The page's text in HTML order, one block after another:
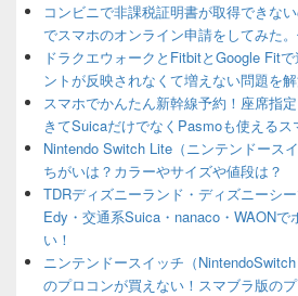
コンビニで非課税証明書が取得できな
でスマホのオンライン申請をしてみた
ドラクエウォークとFitbitとGoogle Fit
ントが反映されなくて増えない問題を
スマホでかんたん新幹線予約！座席指
きてSuicaだけでなくPasmoも使えるス
Nintendo Switch Lite（ニンテンドース
ちがいは？カラーやサイズや値段は？
TDRディズニーランド・ディズニーシ
Edy・交通系Suica・nanaco・WAONで
い！
ニンテンドースイッチ（
のプロコンが買えない！スマブラ版の